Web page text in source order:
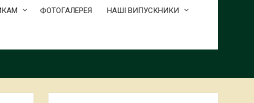
ФОТОГАЛЕРЕЯ НАШІ ВИПУСКНИКИ